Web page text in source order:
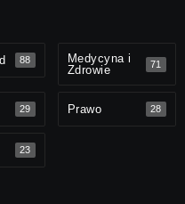
88
Medycyna i
Zdrowie
71
29 Prawo 28
23